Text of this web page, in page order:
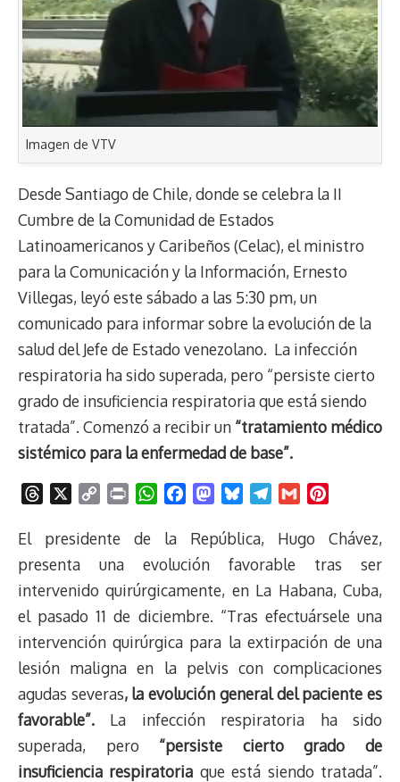
Imagen de VTV
Desde Santiago de Chile, donde se celebra la II
Cumbre de la Comunidad de Estados
Latinoamericanos y Caribeños (Celac), el ministro
para la Comunicación y la Información, Ernesto
Villegas, leyó este sábado a las 5:30 pm, un
comunicado para informar sobre la evolución de la
salud del Jefe de Estado venezolano. La infección
respiratoria ha sido superada, pero “persiste cierto
grado de insuficiencia respiratoria que está siendo
tratada”. Comenzó a recibir un “tratamiento médico
sistémico para la enfermedad de base”.
r
e
d
s
p
y
n
k
W
t
A
p
p
c
e
o
o
k
M
s
d
n
u
e
k
y
e
a
m
a
l
n
t
r
e
s
t
El presidente de la República, Hugo Chávez,
presenta una evolución favorable tras ser
intervenido quirúrgicamente, en La Habana, Cuba,
el pasado 11 de diciembre. “Tras efectuársele una
intervención quirúrgica para la extirpación de una
lesión maligna en la pelvis con complicaciones
agudas severas, la evolución general del paciente es
favorable”. La infección respiratoria ha sido
superada, pero “persiste cierto grado de
insuficiencia respiratoria que está siendo tratada”.